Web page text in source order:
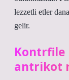
lezzetli etler
gelir.
Kontrfile
antrikot